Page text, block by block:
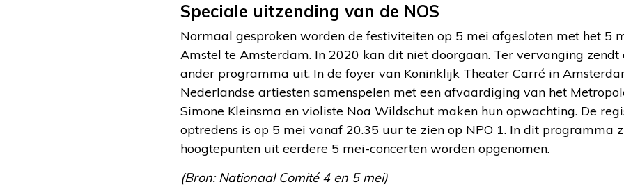
Speciale uitzending van de NOS
Normaal gesproken worden de festiviteiten op 5 mei afgesloten met het 5
Amstel te Amsterdam. In 2020 kan dit niet doorgaan. Ter vervanging zendt
ander programma uit. In de foyer van Koninklijk Theater Carré in
Nederlandse artiesten samenspelen met een afvaardiging van het
Simone Kleinsma en violiste Noa Wildschut maken hun opwachting. De
optredens is op 5 mei vanaf 20.35 uur te zien op NPO 1. In dit programma
hoogtepunten uit eerdere 5 mei-concerten worden opgenomen.
(Bron: Nationaal Comité 4 en 5 mei)